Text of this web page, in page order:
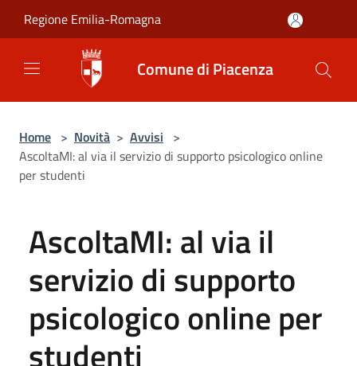
Regione Emilia-Romagna
Comune di Piacenza
Home > Novità > Avvisi >
AscoltaMI: al via il servizio di supporto psicologico online
per studenti
AscoltaMI: al via il
servizio di supporto
psicologico online per
studenti